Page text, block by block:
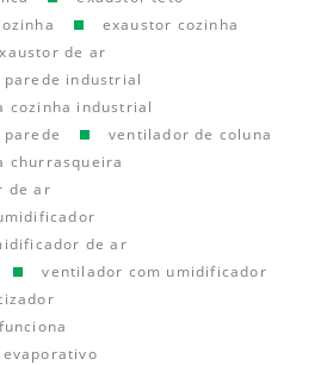
exaustor cozinha
de ar
industrial
cozinha industrial
ventilador de coluna
churrasqueira
de ar
de ar
ventilador com umidificador